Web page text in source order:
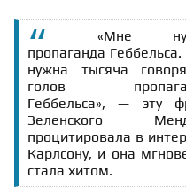
«Мне
пропаганда
нужна тысяча
голов
Геббельса», — эту
Зеленского
процитировала в
Карлсону, и она
стала хитом.